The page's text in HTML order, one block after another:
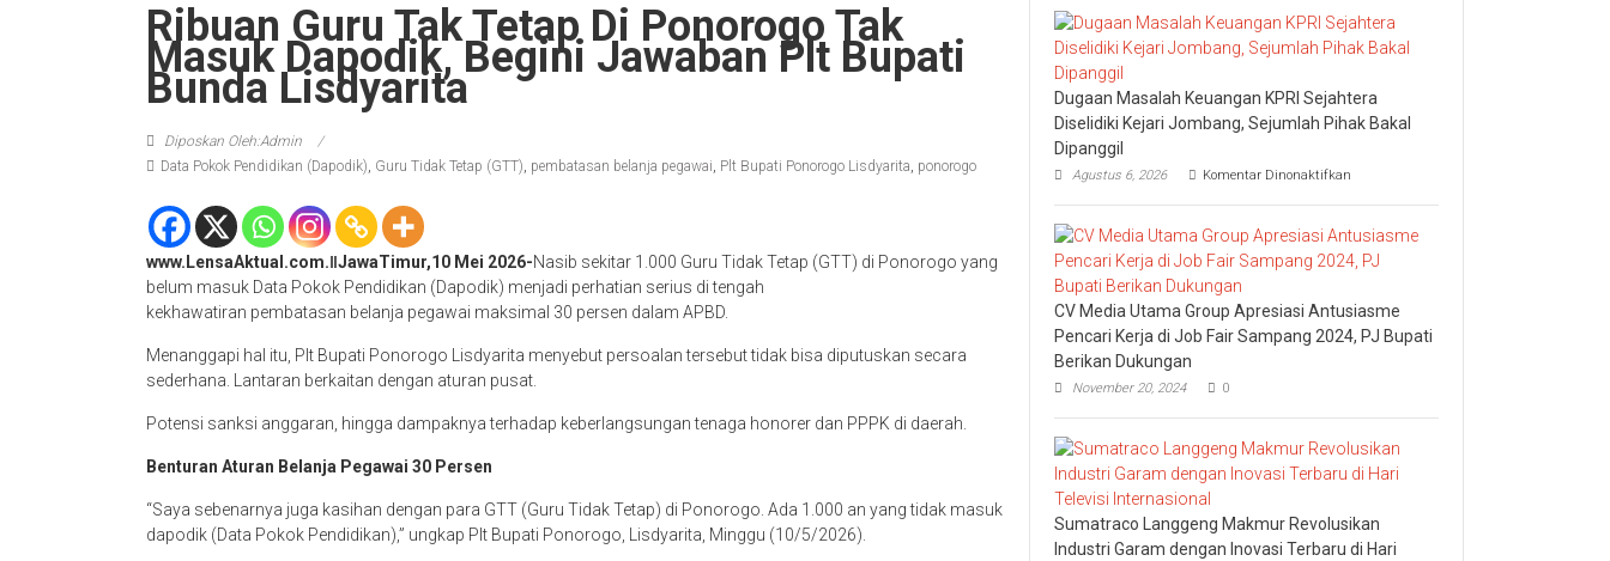
Ribuan Guru Tak Tetap Di Ponorogo Tak
Masuk Dapodik, Begini Jawaban Plt Bupati
Bunda Lisdyarita
Diposkan Oleh:Admin
Data Pokok Pendidikan (Dapodik), Guru Tidak Tetap (GTT), pembatasan belanja pegawai, Plt Bupati Ponorogo Lisdyarita, ponorogo
www.LensaAktual.com.ǁJawaTimur,10 Mei 2026-Nasib sekitar 1.000 Guru Tidak Tetap (GTT) di Ponorogo yang
belum masuk Data Pokok Pendidikan (Dapodik) menjadi perhatian serius di tengah
kekhawatiran pembatasan belanja pegawai maksimal 30 persen dalam APBD.
Menanggapi hal itu, Plt Bupati Ponorogo Lisdyarita menyebut persoalan tersebut tidak bisa diputuskan secara
sederhana. Lantaran berkaitan dengan aturan pusat.
Potensi sanksi anggaran, hingga dampaknya terhadap keberlangsungan tenaga honorer dan PPPK di daerah.
Benturan Aturan Belanja Pegawai 30 Persen
“Saya sebenarnya juga kasihan dengan para GTT (Guru Tidak Tetap) di Ponorogo. Ada 1.000 an yang tidak masuk
dapodik (Data Pokok Pendidikan),” ungkap Plt Bupati Ponorogo, Lisdyarita, Minggu (10/5/2026).
Dugaan Masalah Keuangan KPRI Sejahtera
Diselidiki Kejari Jombang, Sejumlah Pihak Bakal
Dipanggil
Agustus 6, 2026 Komentar Dinonaktifkan
Masalah
Keuangan
KPRI
Sejahtera
Kejari
Sejumlah
CV Media Utama Group Apresiasi Antusiasme
Pencari Kerja di Job Fair Sampang 2024, PJ Bupati
Berikan Dukungan
November 20, 2024 0
Sumatraco Langgeng Makmur Revolusikan
Industri Garam dengan Inovasi Terbaru di Hari